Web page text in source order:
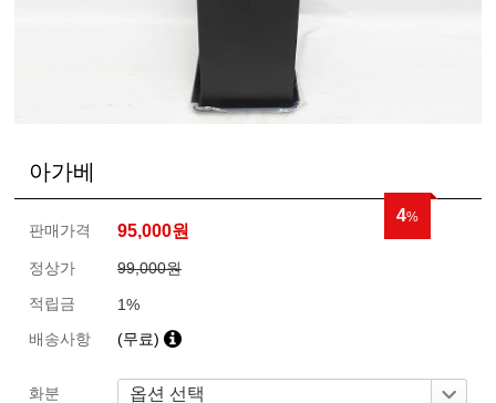
아가베
4%
판매가격 95,000원
정상가
99,000원
적립금
1%
배송사항
(무료)
화분